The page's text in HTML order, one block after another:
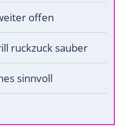
offen
ruckzuck sauber
sinnvoll